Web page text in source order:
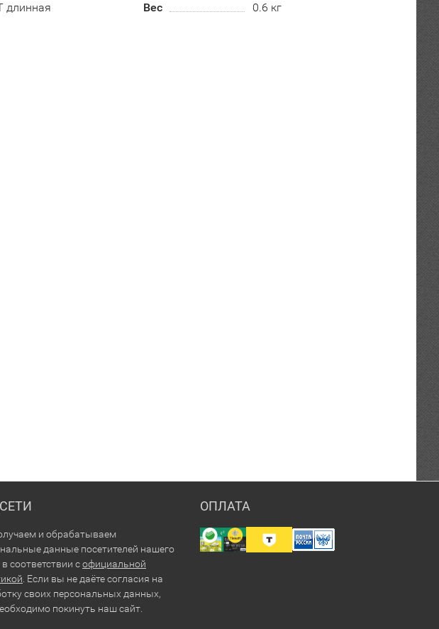
длинная
Вес 0.6 кг
и обрабатываем
данные посетителей нашего
соответствии софициальной
. Если вы не даёте согласия на
своих персональных данных,
покинуть наш сайт.
ОПЛАТА